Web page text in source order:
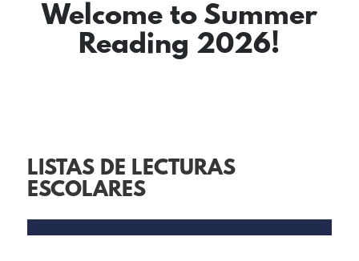
Welcome to Summer
Reading 2026!
LISTAS DE LECTURAS
ESCOLARES